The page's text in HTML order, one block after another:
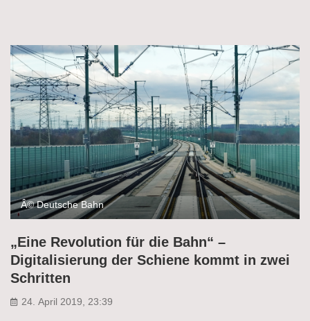
Â© Deutsche Bahn
„Eine Revolution für die Bahn“ –
Digitalisierung der Schiene kommt in zwei
Schritten
24. April 2019, 23:39